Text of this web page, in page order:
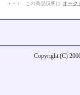
+ + + この商品説明は オーク
Copyright (C)